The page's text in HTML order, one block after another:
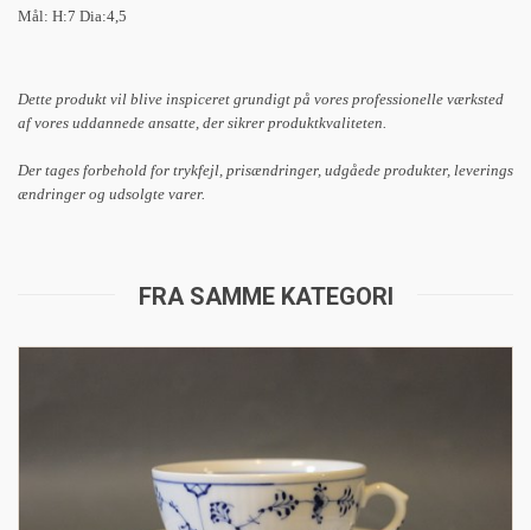
Mål: H:7 Dia:4,5
Dette produkt vil blive inspiceret grundigt på vores professionelle værksted
af vores uddannede ansatte, der sikrer produktkvaliteten.
Der tages forbehold for trykfejl, prisændringer, udgåede produkter, leverings
ændringer og udsolgte varer.
FRA SAMME KATEGORI